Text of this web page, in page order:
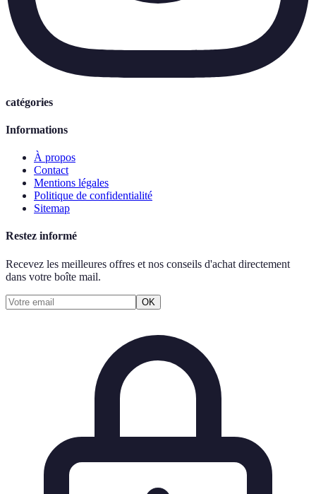
catégories
Informations
À propos
Contact
Mentions légales
Politique de confidentialité
Sitemap
Restez informé
Recevez les meilleures offres et nos conseils d'achat directement
dans votre boîte mail.
OK